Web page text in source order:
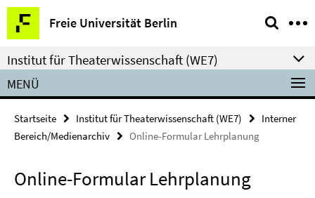
Springe
direkt
zu
Inhalt
Freie Universität Berlin
Service-
Navigation
Institut für Theaterwissenschaft (WE7)
MENÜ
Startseite Institut für Theaterwissenschaft (WE7)
Interner
Bereich/Medienarchiv
Online-Formular Lehrplanung
Online-Formular Lehrplanung